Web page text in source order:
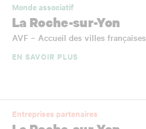
Monde associatif
La Roche-sur-Yon
AVF – Accueil des villes françaises
EN SAVOIR PLUS
Entreprises partenaires